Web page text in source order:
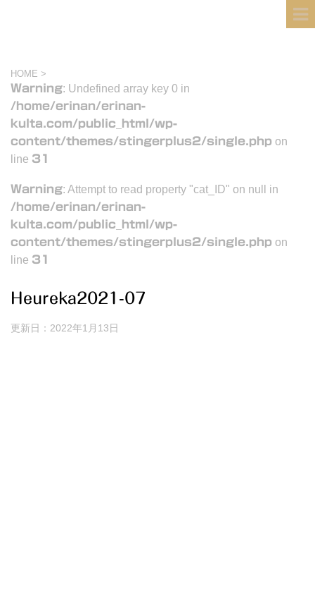
HOME >
Warning: Undefined array key 0 in
/home/erinan/erinan-
kulta.com/public_html/wp-
content/themes/stingerplus2/single.php on
line 31
Warning: Attempt to read property "cat_ID" on null in
/home/erinan/erinan-
kulta.com/public_html/wp-
content/themes/stingerplus2/single.php on
line 31
Heureka2021-07
更新日： 2022年1月13日